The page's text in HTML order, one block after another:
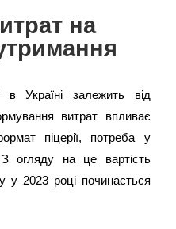
на
в Україні залежить від
витрат впливає
піцерії, потреба у
З огляду на це вартість
у 2023 році починається